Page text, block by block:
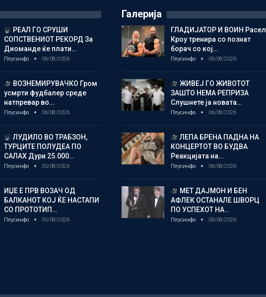
РЕАЛ ГО СРУШИ
СОПСТВЕНИОТ РЕКОРД За
Диоманде ќе плати…
Плусинфо 06/08/2026
ВОЗНЕМИРУВАЧКО Гром
усмрти фудбалер среде
натпревар во…
Плусинфо 06/08/2026
ЛУДИЛО ВО ТРАБЗОН,
ТУРЦИТЕ ПОЛУДЕА ПО
САЛАХ Дури 25.000…
Плусинфо 05/08/2026
ИЏЕ Е ПРВ ВОЗАЧ ОД
БАЛКАНОТ КОЈ ЌЕ НАСТАПИ
СО ПРОТОТИП…
Плусинфо 05/08/2026
Галерија
ГЛАДИЈАТОР И ВОИН Расел
Кроу тренира со познат
борач со кој…
Плусинфо 06/08/2026
ЖИВЕЈ ГО ЖИВОТОТ
ЗАШТО НЕМА РЕПРИЗА
Слушнете ја новата…
Плусинфо 06/08/2026
ЛЕПА БРЕНА ПАДНА НА
КОНЦЕРТОТ ВО БУДВА
Реакцијата на…
Плусинфо 06/08/2026
МЕТ ДАЈМОН И БЕН
АФЛЕК ОСТАНАЛЕ ШВОРЦ
ПО УСПЕХОТ НА…
Плусинфо 06/08/2026